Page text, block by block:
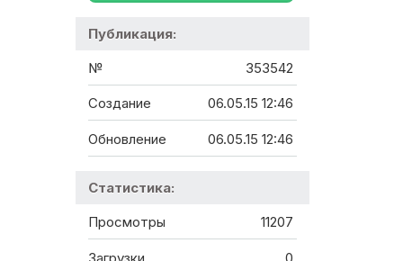
Публикация:
№ 353542
Создание 06.05.15 12:46
Обновление 06.05.15 12:46
Статистика:
Просмотры 11207
Загрузки 0